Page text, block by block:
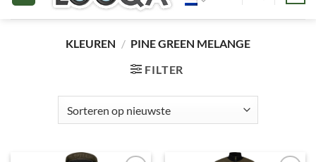
KLEUREN / PINE GREEN MELANGE
FILTER